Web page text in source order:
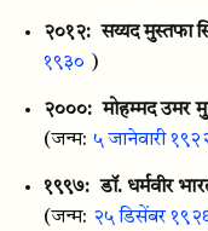
२०१२: सय्यद मुस्तफा
१९३० )
२०००: मोहम्मद उमर
(जन्म: ५ जानेवारी
१९९७: डॉ. धर्मवीर
(जन्म: २५ डिसेंबर